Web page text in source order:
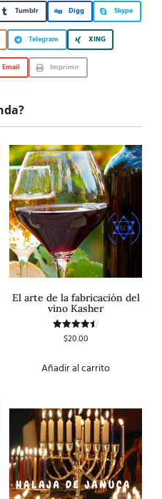
Tumblr Digg Skype
Telegram XING
Email Imprimir
El arte de la fabricación del
vino Kasher
Valorado
$20.00
Añadir al carrito